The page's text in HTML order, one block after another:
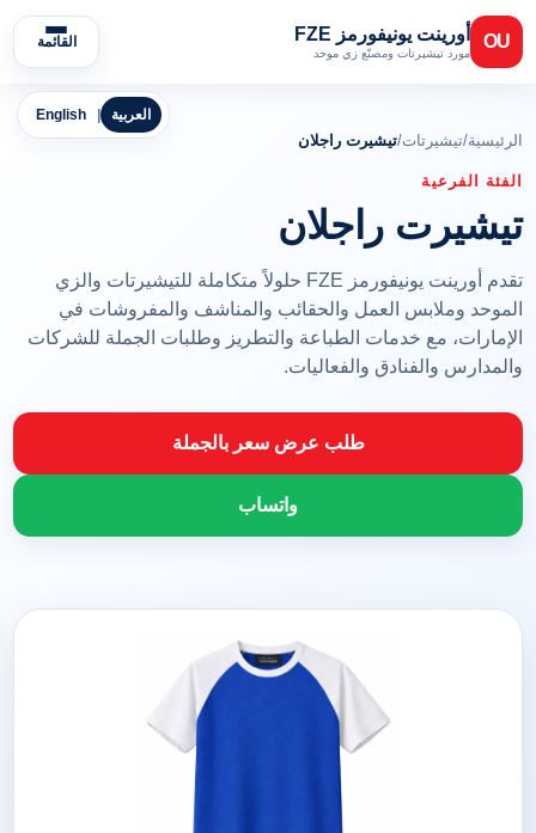
OU أورينت يونيفورمز FZE
مورد تيشيرتات ومصنّع زي موحد
القائمة
English العربية
الرئيسية/تيشيرتات/تيشيرت راجلان
الفئة الفرعية
تيشيرت راجلان
تقدم أورينت يونيفورمز FZE حلولاً متكاملة للتيشيرتات والزي
الموحد وملابس العمل والحقائب والمناشف والمفروشات في
الإمارات، مع خدمات الطباعة والتطريز وطلبات الجملة للشركات
والمدارس والفنادق والفعاليات.
طلب عرض سعر بالجملة
واتساب